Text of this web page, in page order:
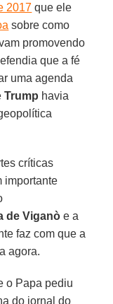
2017 que ele
sobre como
promovendo
que a fé
uma agenda
Trump havia
críticas
importante
de Viganò e a
faz com que a
agora.
o Papa pediu
do jornal do